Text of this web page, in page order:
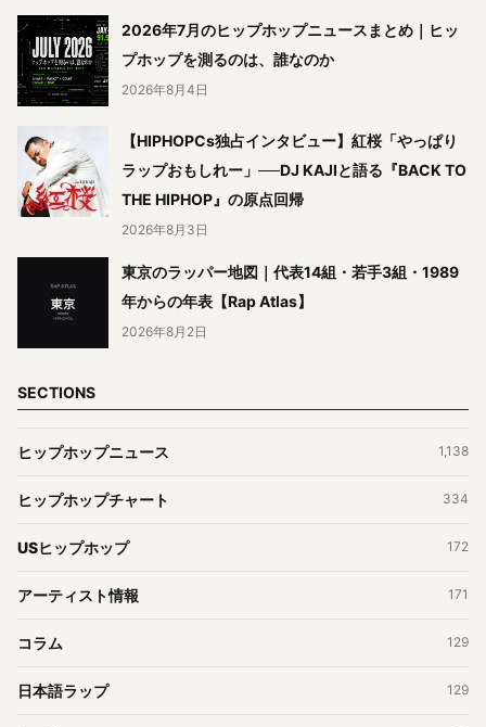
2026年7月のヒップホップニュースまとめ｜ヒッ
プホップを測るのは、誰なのか
2026年8月4日
【HIPHOPCs独占インタビュー】紅桜「やっぱり
ラップおもしれー」──DJ KAJIと語る『BACK TO
THE HIPHOP』の原点回帰
2026年8月3日
東京のラッパー地図｜代表14組・若手3組・1989
年からの年表【Rap Atlas】
2026年8月2日
SECTIONS
ヒップホップニュース 1,138
ヒップホップチャート 334
USヒップホップ 172
アーティスト情報 171
コラム 129
日本語ラップ 129